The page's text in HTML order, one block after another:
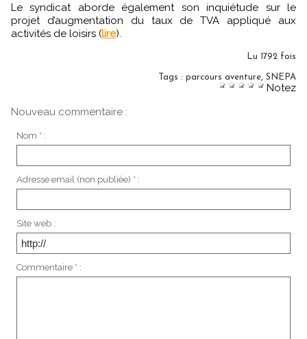
Le syndicat aborde également son inquiétude sur le
projet d’augmentation du taux de TVA appliqué aux
activités de loisirs (lire).
Lu 1792 fois
Tags : parcours aventure SNEPA
Notez
Nouveau commentaire :
Nom * :
Adresse email (non publiée) * :
Site web :
Commentaire * :